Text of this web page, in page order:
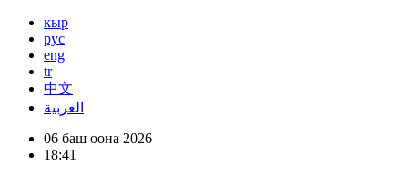
кыр
рус
eng
tr
中文
العربية
06 баш оона 2026
18:41